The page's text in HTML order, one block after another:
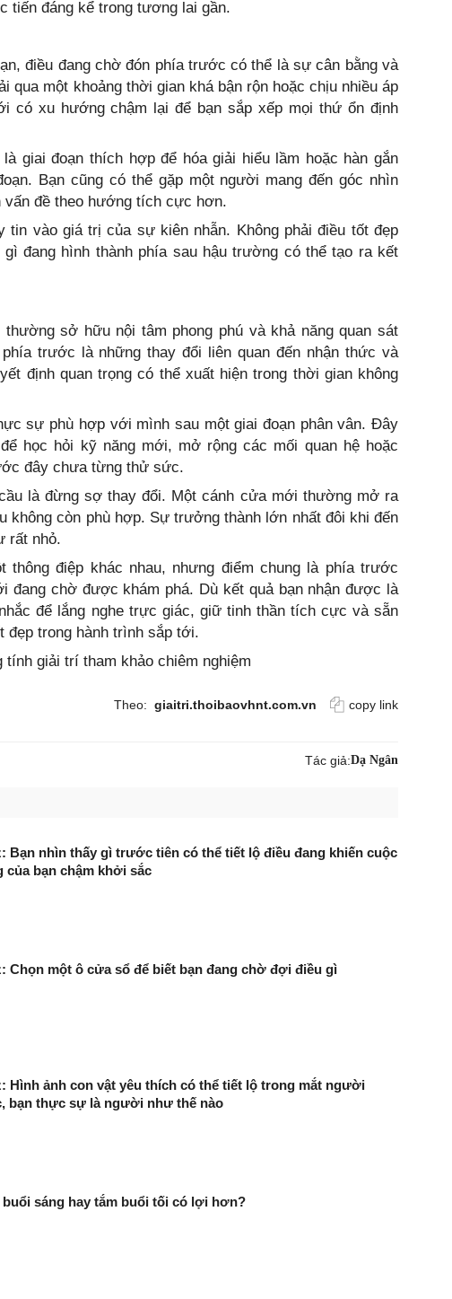
tiến đáng kể trong tương lai gần.
điều đang chờ đón phía trước có thể là sự cân bằng và
qua một khoảng thời gian khá bận rộn hoặc chịu nhiều áp
có xu hướng chậm lại để bạn sắp xếp mọi thứ ổn định
giai đoạn thích hợp để hóa giải hiểu lầm hoặc hàn gắn
Bạn cũng có thể gặp một người mang đến góc nhìn
vấn đề theo hướng tích cực hơn.
tin vào giá trị của sự kiên nhẫn. Không phải điều tốt đẹp
gì đang hình thành phía sau hậu trường có thể tạo ra kết
sở hữu nội tâm phong phú và khả năng quan sát
trước là những thay đổi liên quan đến nhận thức và
định quan trọng có thể xuất hiện trong thời gian không
sự phù hợp với mình sau một giai đoạn phân vân. Đây
học hỏi kỹ năng mới, mở rộng các mối quan hệ hoặc
đây chưa từng thử sức.
là đừng sợ thay đổi. Một cánh cửa mới thường mở ra
không còn phù hợp. Sự trưởng thành lớn nhất đôi khi đến
rất nhỏ.
thông điệp khác nhau, nhưng điểm chung là phía trước
đang chờ được khám phá. Dù kết quả bạn nhận được là
để lắng nghe trực giác, giữ tinh thần tích cực và sẵn
đẹp trong hành trình sắp tới.
tính giải trí tham khảo chiêm nghiệm
Theo: giaitri.thoibaovhnt.com.vn copy link
Tác giả:Dạ Ngân
Bạn nhìn thấy gì trước tiên có thể tiết lộ điều đang khiến cuộc
của bạn chậm khởi sắc
Chọn một ô cửa sổ để biết bạn đang chờ đợi điều gì
Hình ảnh con vật yêu thích có thể tiết lộ trong mắt người
bạn thực sự là người như thế nào
buổi sáng hay tắm buổi tối có lợi hơn?